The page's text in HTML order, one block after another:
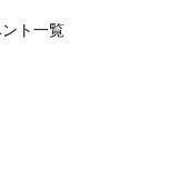
ト一覧